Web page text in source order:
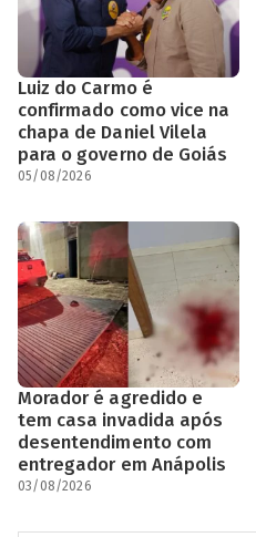
Luiz do Carmo é
confirmado como vice na
chapa de Daniel Vilela
para o governo de Goiás
05/08/2026
Morador é agredido e
tem casa invadida após
desentendimento com
entregador em Anápolis
03/08/2026